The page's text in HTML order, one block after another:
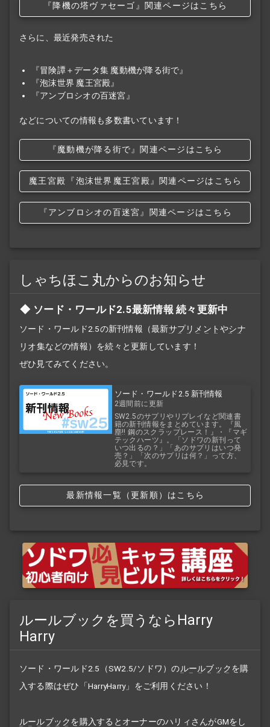
『降機の塔ヴァセーゴ』関連ページはこちら
さらに、最近発売された
『冒険譚＋データ集 魔動機が降る街で』
『泡沫世界 魔王宮殿』
『アンブロシオの百迷宮』
などについての情報も多数書いています！
『魔動機が降る街で』関連ページはこちら
魔王宮殿 『泡沫世界 魔王宮殿』関連ページはこちら
『アンブロシオの百迷宮』関連ページはこちら
しゃちほこ丸からのお知らせ
ソード・ワールド2.5最新情報 続々更新中
ソード・ワールド2.5の新刊情報（最新サプリメントやシナ
リオ集などの情報）を続々と更新しています！
ぜひ見てみてください。
ソード・ワールド2.5 新刊情報
2週間前に更新
SW2.5のサプリやリプレイなど関連書
籍の新刊情報をまとめています。『風
塵!! 鋼のスクラップレース！』・『マギ
テックハーツ』。「ソドワの新刊って
いつ出るの？」「あのサプリはいつ発
売？」「次のサプリは何？」って方、
必見です。
最新情報一覧（更新順）はこちら
ルールブックを買うならHarry
Harry
ソード・ワールド2.5（SW2.5/ソドワ）のルールブックを購
入する際はぜひ「HarryHarry」をご利用ください！
ルールブックを購入するとオーナーのハリィさんがGMをし